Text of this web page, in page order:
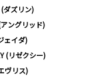
ダズリン)
ングリッド)
ェイダ)
(リゼクシー)
ヴリス)